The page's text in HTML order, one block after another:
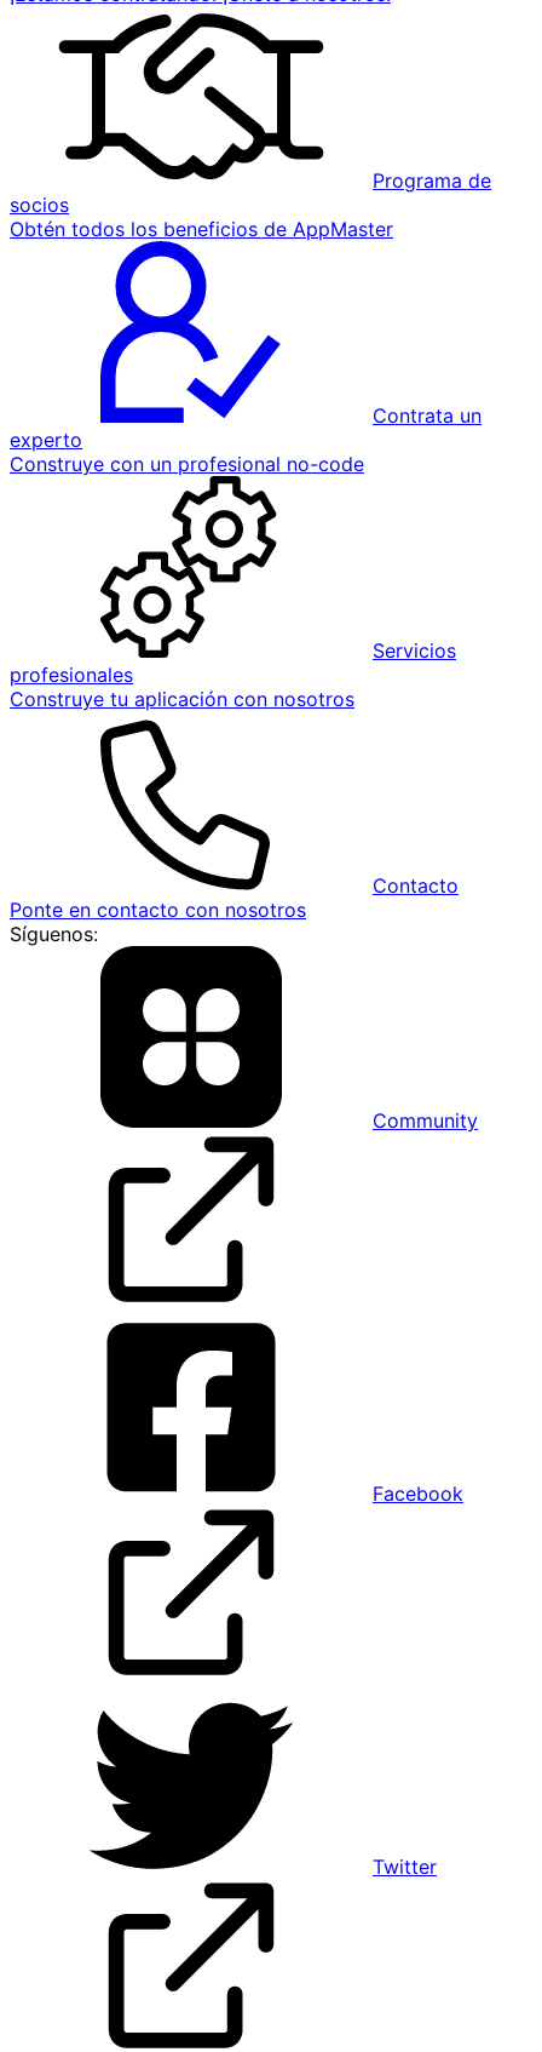
Programa de
socios
Obtén todos los beneficios de AppMaster
Contrata un
experto
Construye con un profesional no-code
Servicios
profesionales
Construye tu aplicación con nosotros
Contacto
Ponte en contacto con nosotros
Síguenos:
Community
Facebook
Twitter